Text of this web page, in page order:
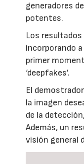
generadores
potentes.
Los
incorporando
primer
‘deepfakes’.
El
la imagen
de la
Además, un
visión general